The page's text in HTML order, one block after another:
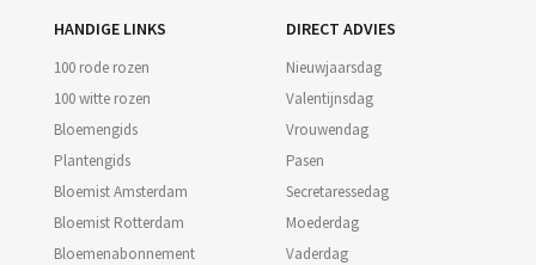
HANDIGE LINKS
100 rode rozen
100 witte rozen
Bloemengids
Plantengids
Bloemist Amsterdam
Bloemist Rotterdam
Bloemenabonnement
DIRECT ADVIES
Nieuwjaarsdag
Valentijnsdag
Vrouwendag
Pasen
Secretaressedag
Moederdag
Vaderdag